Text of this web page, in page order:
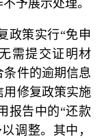
予展示处理。
政策实行“免申
需提交证明材
件的逾期信息
用修复政策实施
报告中的“还款
调整。其中，